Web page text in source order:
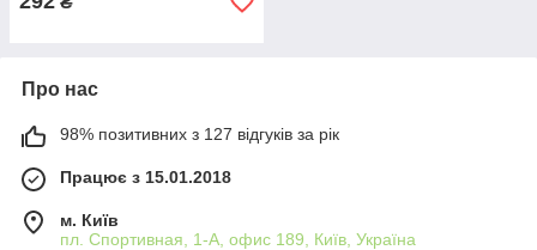
Про нас
98% позитивних з 127 відгуків за рік
Працює з 15.01.2018
м. Київ
пл. Спортивная, 1-А, офис 189, Київ, Україна